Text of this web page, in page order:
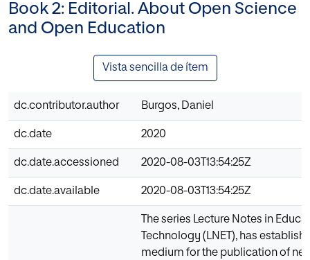
Book 2: Editorial. About Open Science
and Open Education
Vista sencilla de ítem
dc.contributor.author Burgos, Daniel
dc.date 2020
dc.date.accessioned 2020-08-03T13:54:25Z
dc.date.available 2020-08-03T13:54:25Z
The series Lecture Notes in
Technology (LNET), has
medium for the publication of